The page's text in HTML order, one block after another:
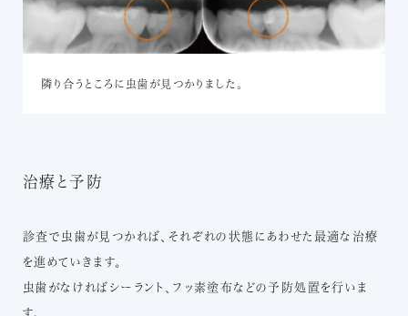
隣り合うところに虫歯が見つかりました。
治療と予防
診査で虫歯が見つかれば、それぞれの状態にあわせた最適な治療
を進めていきます。
虫歯がなければシーラント、フッ素塗布などの予防処置を行いま
す。